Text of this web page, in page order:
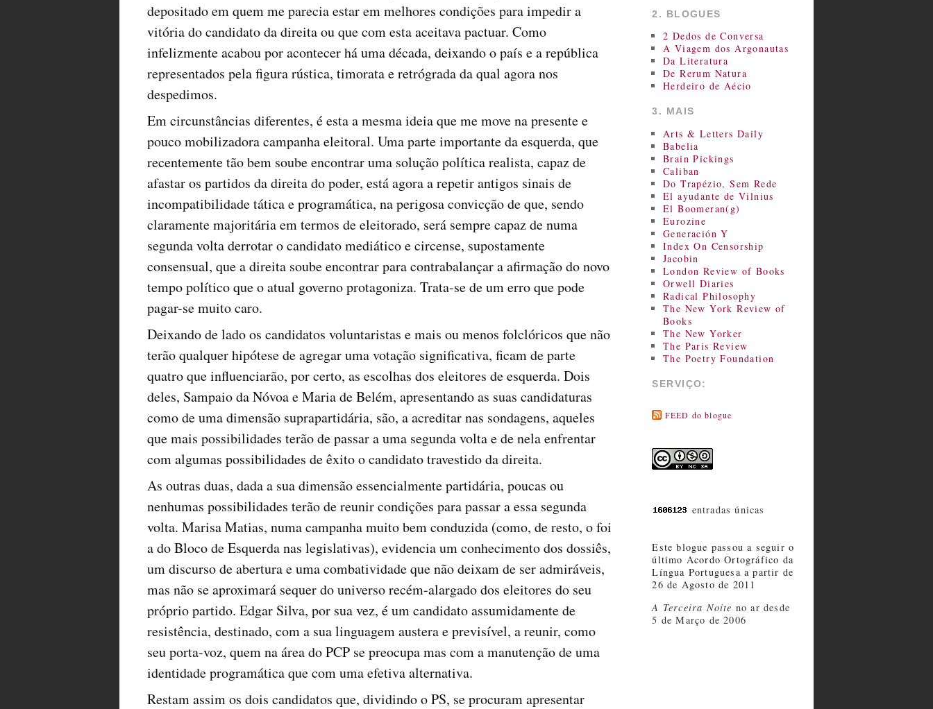
depositado em quem me parecia estar em melhores condições para impedir a
vitória do candidato da direita ou que com esta aceitava pactuar. Como
infelizmente acabou por acontecer há uma década, deixando o país e a república
representados pela figura rústica, timorata e retrógrada da qual agora nos
despedimos.
Em circunstâncias diferentes, é esta a mesma ideia que me move na presente e
pouco mobilizadora campanha eleitoral. Uma parte importante da esquerda, que
recentemente tão bem soube encontrar uma solução política realista, capaz de
afastar os partidos da direita do poder, está agora a repetir antigos sinais de
incompatibilidade tática e programática, na perigosa convicção de que, sendo
claramente majoritária em termos de eleitorado, será sempre capaz de numa
segunda volta derrotar o candidato mediático e circense, supostamente
consensual, que a direita soube encontrar para contrabalançar a afirmação do novo
tempo político que o atual governo protagoniza. Trata-se de um erro que pode
pagar-se muito caro.
Deixando de lado os candidatos voluntaristas e mais ou menos folclóricos que não
terão qualquer hipótese de agregar uma votação significativa, ficam de parte
quatro que influenciarão, por certo, as escolhas dos eleitores de esquerda. Dois
deles, Sampaio da Nóvoa e Maria de Belém, apresentando as suas candidaturas
como de uma dimensão suprapartidária, são, a acreditar nas sondagens, aqueles
que mais possibilidades terão de passar a uma segunda volta e de nela enfrentar
com algumas possibilidades de êxito o candidato travestido da direita.
As outras duas, dada a sua dimensão essencialmente partidária, poucas ou
nenhumas possibilidades terão de reunir condições para passar a essa segunda
volta. Marisa Matias, numa campanha muito bem conduzida (como, de resto, o foi
a do Bloco de Esquerda nas legislativas), evidencia um conhecimento dos dossiês,
um discurso de abertura e uma combatividade que não deixam de ser admiráveis,
mas não se aproximará sequer do universo recém-alargado dos eleitores do seu
próprio partido. Edgar Silva, por sua vez, é um candidato assumidamente de
resistência, destinado, com a sua linguagem austera e previsível, a reunir, como
seu porta-voz, quem na área do PCP se preocupa mas com a manutenção de uma
identidade programática que com uma efetiva alternativa.
Restam assim os dois candidatos que, dividindo o PS, se procuram apresentar
2. BLOGUES
2 Dedos de Conversa
A Viagem dos Argonautas
Da Literatura
De Rerum Natura
Herdeiro de Aécio
3. MAIS
Arts & Letters Daily
Babelia
Brain Pickings
Caliban
Do Trapézio, Sem Rede
El ayudante de Vilnius
El Boomeran(g)
Eurozine
Generación Y
Index On Censorship
Jacobin
London Review of Books
Orwell Diaries
Radical Philosophy
The New York Review of
Books
The New Yorker
The Paris Review
The Poetry Foundation
SERVIÇO:
FEED do blogue
entradas únicas
Este blogue passou a seguir o
último Acordo Ortográfico da
Língua Portuguesa a partir de
26 de Agosto de 2011
A Terceira Noite no ar desde
5 de Março de 2006